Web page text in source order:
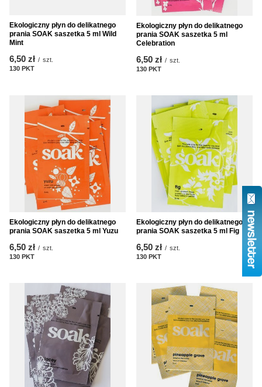
Ekologiczny płyn do delikatnego
prania SOAK saszetka 5 ml Wild
Mint
6,50 zł / szt.
130 PKT
Ekologiczny płyn do delikatnego
prania SOAK saszetka 5 ml
Celebration
6,50 zł / szt.
130 PKT
Ekologiczny płyn do delikatnego
prania SOAK saszetka 5 ml Yuzu
6,50 zł / szt.
130 PKT
Ekologiczny płyn do delikatnego
prania SOAK saszetka 5 ml Fig
6,50 zł / szt.
130 PKT